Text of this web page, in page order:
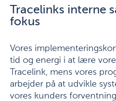
Tracelinks interne
fokus
Vores
tid og energi i at lære
Tracelink, mens vores
arbejder på at udvikle
vores kunders